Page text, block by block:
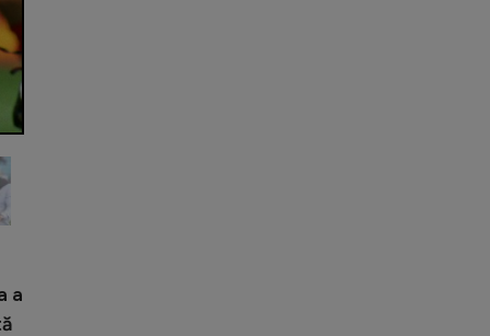
a